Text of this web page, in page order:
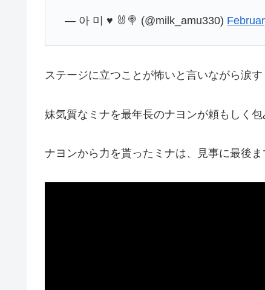
— 아 미 ♥︎ 🐰🍭 (@milk_amu330)
ステージに立つことが怖いと言いながら涙
妹気質なミナを最年長のナヨンが頼もしく
ナヨンから力を貰ったミナは、見事に最後